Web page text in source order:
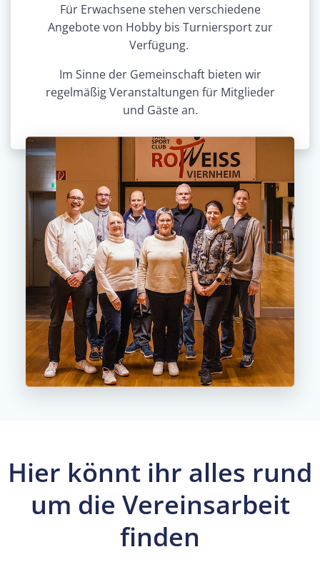
Für Erwachsene stehen verschiedene
Angebote von Hobby bis Turniersport zur
Verfügung.
Im Sinne der Gemeinschaft bieten wir
regelmäßig Veranstaltungen für Mitglieder
und Gäste an.
Hier könnt ihr alles rund
um die Vereinsarbeit
finden